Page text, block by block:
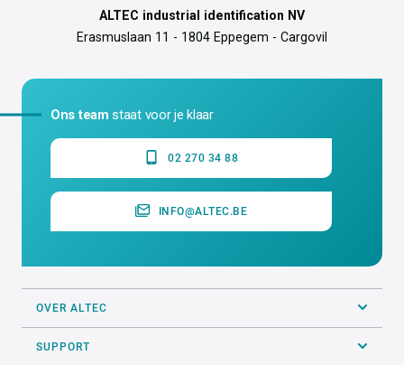
ALTEC industrial identification NV
Erasmuslaan 11 - 1804 Eppegem - Cargovil
Ons team staat voor je klaar
02 270 34 88
INFO@ALTEC.BE
OVER ALTEC
SUPPORT